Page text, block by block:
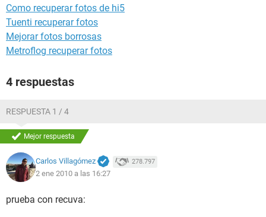
Como recuperar fotos de hi5
Tuenti recuperar fotos
Mejorar fotos borrosas
Metroflog recuperar fotos
4 respuestas
RESPUESTA 1 / 4
Mejor respuesta
Carlos Villagómez 278.797
2 ene 2010 a las 16:27
prueba con recuva: